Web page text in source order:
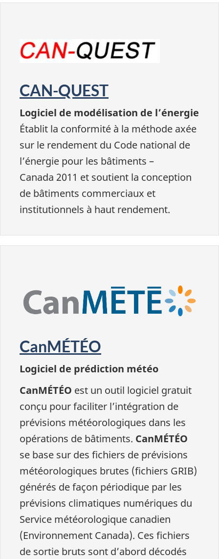
CAN-QUEST
Logiciel de modélisation de l’énergie
Établit la conformité à la méthode axée
sur le rendement du Code national de
l’énergie pour les bâtiments –
Canada 2011 et soutient la conception
de bâtiments commerciaux et
institutionnels à haut rendement.
CanMÉTÉO
Logiciel de prédiction météo
CanMÉTÉO est un outil logiciel gratuit
conçu pour faciliter l’intégration de
prévisions météorologiques dans les
opérations de bâtiments. CanMÉTÉO
se base sur des fichiers de prévisions
météorologiques brutes (fichiers GRIB)
générés de façon périodique par les
prévisions climatiques numériques du
Service météorologique canadien
(Environnement Canada). Ces fichiers
de sortie bruts sont d’abord décodés